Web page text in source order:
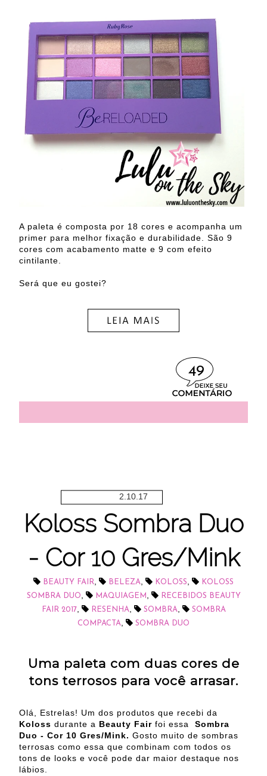
A paleta é composta por 18 cores e acompanha um
primer para melhor fixação e durabilidade. São 9
cores com acabamento matte e 9 com efeito
cintilante.
Será que eu gostei?
49
2.10.17
Koloss Sombra Duo
- Cor 10 Gres/Mink
BEAUTY FAIR BELEZA KOLOSS
KOLOSS
SOMBRA DUO
MAQUIAGEM
RECEBIDOS BEAUTY
FAIR 2017, RESENHA SOMBRA
SOMBRA
COMPACTA
SOMBRA DUO
Uma paleta com duas cores de
tons terrosos para você arrasar.
Olá, Estrelas! Um dos produtos que recebi da
Koloss durante a Beauty Fair foi essa
Sombra
Duo - Cor 10 Gres/Mink. Gosto muito de sombras
terrosas como essa que combinam com todos os
tons de looks e você pode dar maior destaque nos
lábios.